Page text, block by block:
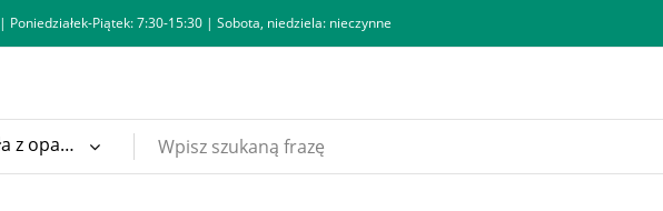
| Poniedziałek-Piątek: 7:30-15:30 | Sobota, niedziela: nieczynne
Krzesła z oparciem siatkowym